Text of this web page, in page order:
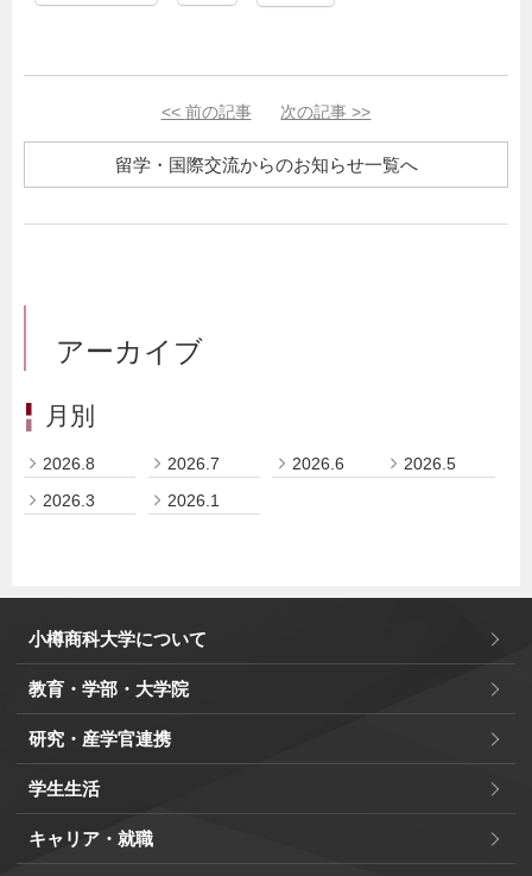
<< 前の記事 次の記事 >>
留学・国際交流からのお知らせ一覧へ
アーカイブ
月別
2026.8 2026.7 2026.6
2026.5
2026.3
2026.1
小樽商科大学について
教育・学部・大学院
研究・産学官連携
学生生活
キャリア・就職